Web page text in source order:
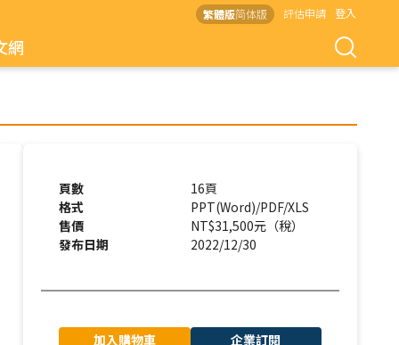
繁體版简体版 評估申請 登入
網
頁數
16頁
格式
PPT(Word)/PDF/XLS
售價
NT$31,500元（稅）
發布日期
2022/12/30
加入購物車 企業訂閱